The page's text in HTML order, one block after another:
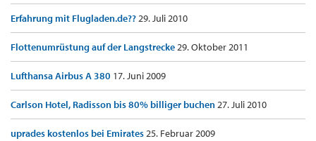
Erfahrung mit Flugladen.de??29. Juli 2010
Flottenumrüstung auf der Langstrecke29. Oktober 2011
Lufthansa Airbus A 380 17. Juni 2009
Carlson Hotel, Radisson bis 80% billiger buchen27. Juli 2010
uprades kostenlos bei Emirates25. Februar 2009